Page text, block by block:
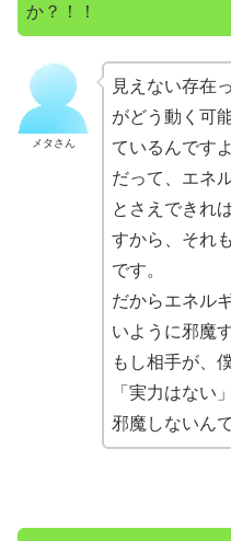
か？！！
メタさん
見えない存在
がどう動く可
ているんですよ
だって、エネ
とさえできれ
すから、それ
です。
だからエネル
いように邪魔
もし相手が、
「実力はない
邪魔しないん